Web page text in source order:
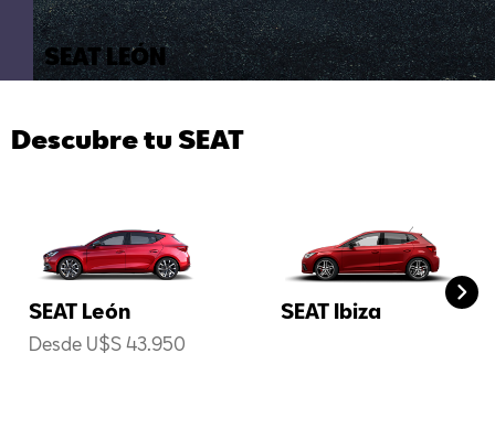
SEAT LEÓN
Descubre tu SEAT
SEAT León
Desde U$S 43.950
SEAT Ibiza